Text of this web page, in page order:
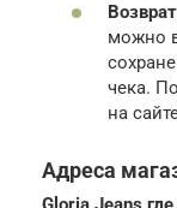
можно
чека.
на
Адреса